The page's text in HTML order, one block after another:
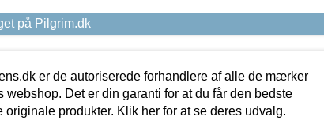
på Pilgrim.dk
er de autoriserede forhandlere af alle de mærker
webshop. Det er din garanti for at du får den bedste
originale produkter. Klik her for at se deres udvalg.